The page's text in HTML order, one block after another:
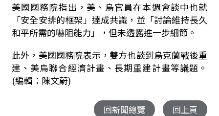
美國國務院指出，美、烏官員在本週會談中也就
「安全安排的框架」達成共識，並「討論維持長久
和平所需的嚇阻能力」，但未透露進一步細節。
此外，美國國務院表示，雙方也談到烏克蘭戰後重
建、美烏聯合經濟計畫、長期重建計畫等議題。
(編輯：陳文蔚)
回新聞總覽 回上頁